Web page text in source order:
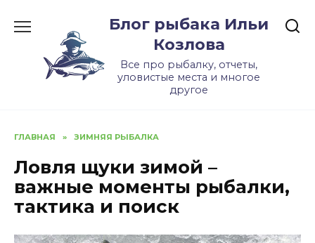
Блог рыбака Ильи
Козлова
Все про рыбалку, отчеты,
уловистые места и многое
другое
ГЛАВНАЯ » ЗИМНЯЯ РЫБАЛКА
Ловля щуки зимой –
важные моменты рыбалки,
тактика и поиск